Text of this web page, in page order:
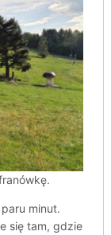
minut.
się tam, gdzie